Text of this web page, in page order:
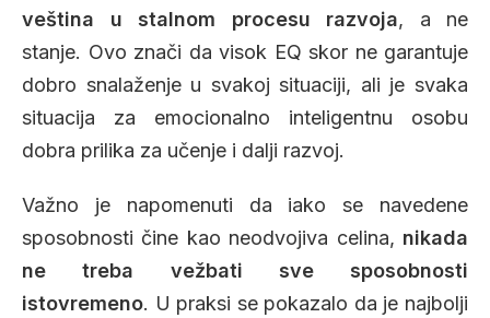
veština u stalnom procesu razvoja, a ne
stanje. Ovo znači da visok EQ skor ne garantuje
dobro snalaženje u svakoj situaciji, ali je svaka
situacija za emocionalno inteligentnu osobu
dobra prilika za učenje i dalji razvoj.
Važno je napomenuti da iako se navedene
sposobnosti čine kao neodvojiva celina, nikada
ne treba vežbati sve sposobnosti
istovremeno. U praksi se pokazalo da je najbolji